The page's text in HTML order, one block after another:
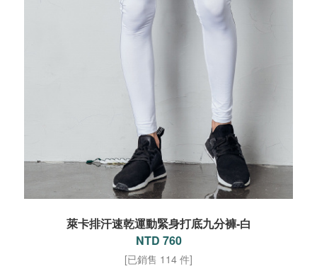
萊卡排汗速乾運動緊身打底九分褲-白
NTD 760
[已銷售 114 件]